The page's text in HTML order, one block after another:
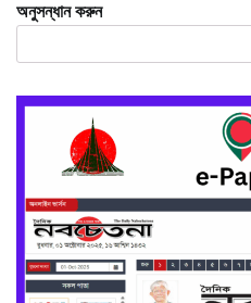
অনুসন্ধান করুন